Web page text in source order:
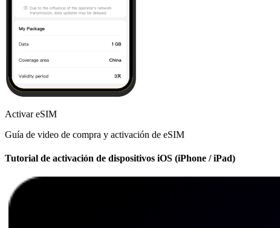
Activar eSIM
Guía de video de compra y activación de eSIM
Tutorial de activación de dispositivos iOS (iPhone / iPad)